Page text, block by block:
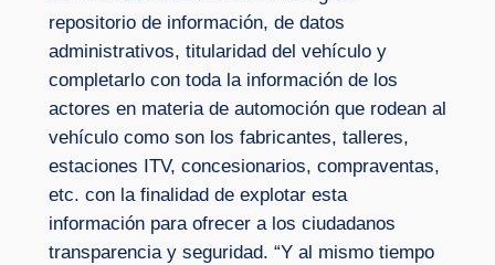
repositorio de información, de datos
administrativos, titularidad del vehículo y
completarlo con toda la información de los
actores en materia de automoción que rodean al
vehículo como son los fabricantes, talleres,
estaciones ITV, concesionarios, compraventas,
etc. con la finalidad de explotar esta
información para ofrecer a los ciudadanos
transparencia y seguridad. “Y al mismo tiempo